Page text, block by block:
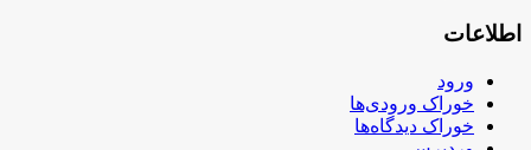
اطلاعات
ورود
خوراک ورودی‌ها
خوراک دیدگاه‌ها